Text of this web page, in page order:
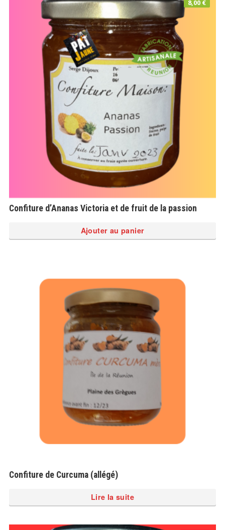
Confiture d’Ananas Victoria et de fruit de la passion
8,00 €
Ajouter au panier
Confiture de Curcuma (allégé)
Lire la suite